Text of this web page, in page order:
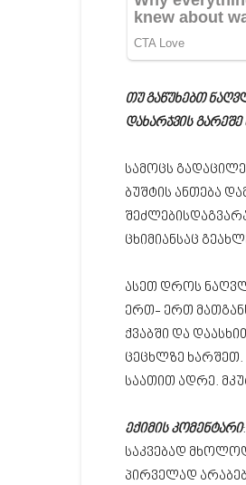
თუ გაწუხებთ
დახარჯვის
სამოცს
ბუშტის ანთება
ცხიმიანსაც
ასეთ დროს
ერთ- ერთ
ქვაბში და
ცეცხლზე ხარშეთ.
საათით ადრე.
ექიმის კომენტარი
საკვებად
პირველად